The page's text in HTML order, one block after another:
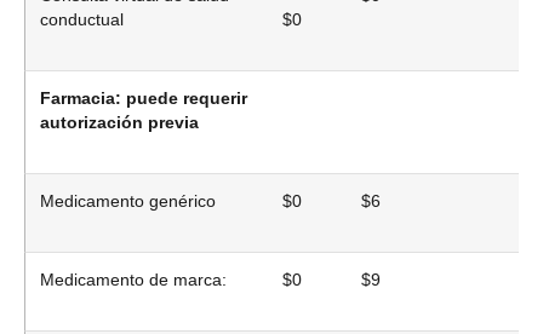
conductual
$0
Farmacia: puede requerir
autorización previa
Medicamento genérico $0 $6
Medicamento de marca: $0 $9